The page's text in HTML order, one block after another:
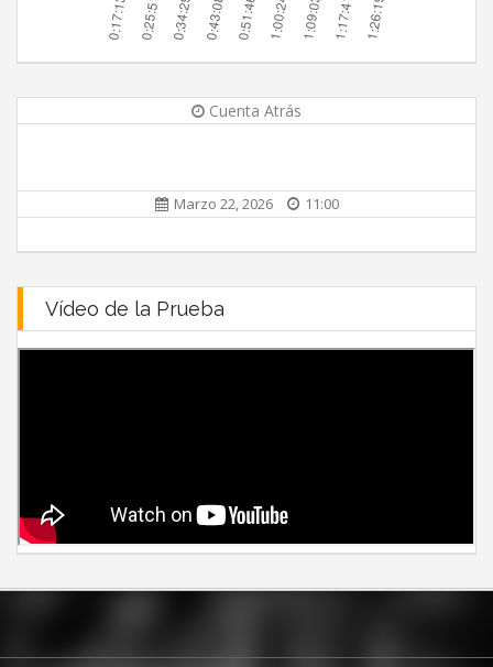
Cuenta Atrás
Marzo 22, 2026 11:00
Vídeo de la Prueba